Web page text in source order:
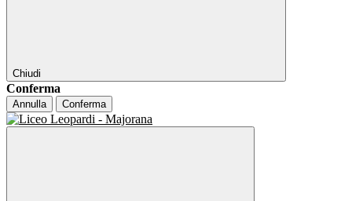
Chiudi
Conferma
Annulla Conferma